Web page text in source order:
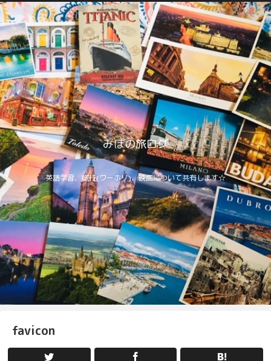
みぽの旅ログ
英語学習、旅行(ワーホリ)、映画について共有します☆
favicon